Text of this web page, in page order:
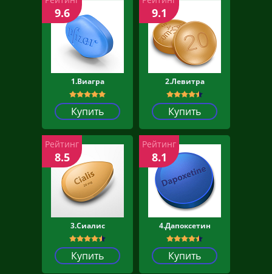
1.Виагра
Купить
9.6
2.Левитра
Купить
9.1
3.Сиалис
Купить
Рейтинг
8.5
4.Дапоксетин
Купить
Рейтинг
8.1